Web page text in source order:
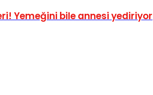
Yemeğini bile annesi yediriyor